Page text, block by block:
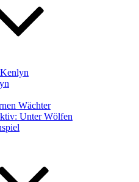
Wächter
Unter Wölfen